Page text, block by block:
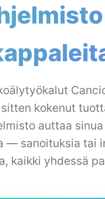
kokenut
auttaa
— sanoituksia tai
kaikki yhdessä